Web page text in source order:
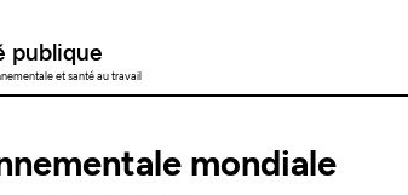
publique
et santé au travail
mondiale